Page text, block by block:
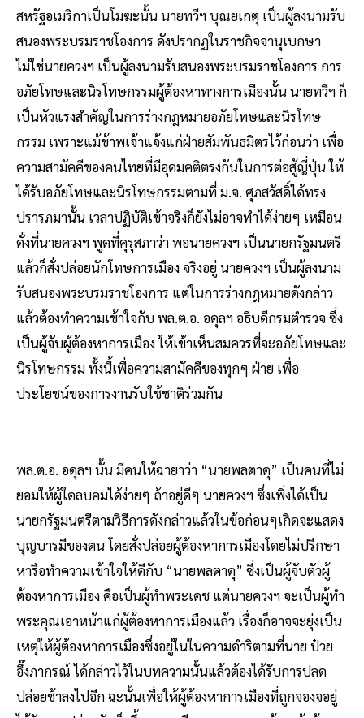
สหรัฐอเมริกาเป็นโมฆะนั้น นายทวีฯ บุณยเกตุ เป็นผู้ลงนามรับ
สนองพระบรมราชโองการ ดังปรากฏในราชกิจจานุเบกษา
ไม่ใช่นายควงฯ เป็นผู้ลงนามรับสนองพระบรมราชโองการ การ
อภัยโทษและนิรโทษกรรมผู้ต้องหาทางการเมืองนั้น นายทวีฯ ก็
เป็นหัวแรงสำคัญในการร่างกฎหมายอภัยโทษและนิรโทษ
กรรม เพราะแม้ข้าพเจ้าแจ้งแก่ฝ่ายสัมพันธมิตรไว้ก่อนว่า เพื่อ
ความสามัคคีของคนไทยที่มีอุดมคติตรงกันในการต่อสู้ญี่ปุ่น ให้
ได้รับอภัยโทษและนิรโทษกรรมตามที่ ม.จ. ศุภสวัสดิ์ได้ทรง
ปรารภมานั้น เวลาปฏิบัติเข้าจริงก็ยังไม่อาจทำได้ง่ายๆ เหมือน
ดั่งที่นายควงฯ พูดที่คุรุสภาว่า พอนายควงฯ เป็นนายกรัฐมนตรี
แล้วก็สั่งปล่อยนักโทษการเมือง จริงอยู่ นายควงฯ เป็นผู้ลงนาม
รับสนองพระบรมราชโองการ แต่ในการร่างกฎหมายดังกล่าว
แล้วต้องทำความเข้าใจกับ พล.ต.อ. อดุลฯ อธิบดีกรมตำรวจ ซึ่ง
เป็นผู้จับผู้ต้องหาการเมือง ให้เข้าเห็นสมควรที่จะอภัยโทษและ
นิรโทษกรรม ทั้งนี้เพื่อความสามัคคีของทุกๆ ฝ่าย เพื่อ
ประโยชน์ของการงานรับใช้ชาติร่วมกัน
พล.ต.อ. อดุลฯ นั้น มีคนให้ฉายาว่า “นายพลตาดุ” เป็นคนที่ไม่
ยอมให้ผู้ใดลบคมได้ง่ายๆ ถ้าอยู่ดีๆ นายควงฯ ซึ่งเพิ่งได้เป็น
นายกรัฐมนตรีตามวิธีการดังกล่าวแล้วในข้อก่อนๆเกิดจะแสดง
บุญบารมีของตน โดยสั่งปล่อยผู้ต้องหาการเมืองโดยไม่ปรึกษา
หารือทำความเข้าใจให้ดีกับ “นายพลตาดุ” ซึ่งเป็นผู้จับตัวผู้
ต้องหาการเมือง คือเป็นผู้ทำพระเดช แต่นายควงฯ จะเป็นผู้ทำ
พระคุณเอาหน้าแก่ผู้ต้องหาการเมืองแล้ว เรื่องก็อาจจะยุ่งเป็น
เหตุให้ผู้ต้องหาการเมืองซึ่งอยู่ในในความดำริตามที่นาย ป๋วย
อึ๊งภากรณ์ ได้กล่าวไว้ในบทความนั้นแล้วต้องได้รับการปลด
ปล่อยช้าลงไปอีก ฉะนั้นเพื่อให้ผู้ต้องหาการเมืองที่ถูกจองจอยู่